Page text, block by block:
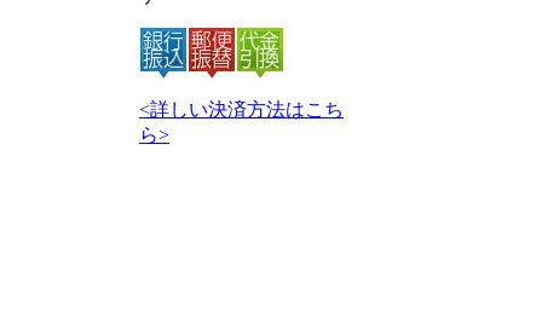
<詳しい決済方法はこち
ら>